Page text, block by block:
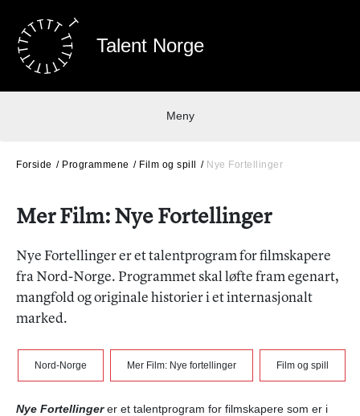
Talent Norge
Meny
Forside Programmene Film og spill Nye Fortellinger
Mer Film: Nye Fortellinger
Nye Fortellinger er et talentprogram for filmskapere
fra Nord-Norge. Programmet skal løfte fram egenart,
mangfold og originale historier i et internasjonalt
marked.
Nord-Norge Mer Film: Nye fortellinger Film og spill
Nye Fortellingerer et talentprogram for filmskapere som er i